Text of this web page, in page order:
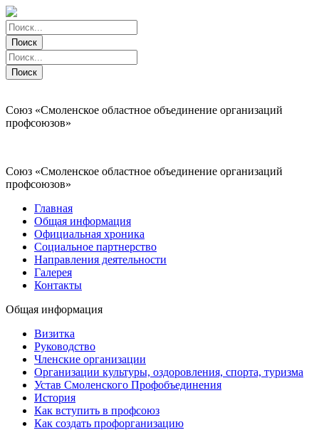
Поиск
Поиск
Поиск
Поиск
Союз «Смоленское областное объединение организаций
профсоюзов»
Союз «Смоленское областное объединение организаций
профсоюзов»
Главная
Общая информация
Официальная хроника
Социальное партнерство
Направления деятельности
Галерея
Контакты
Общая информация
Визитка
Руководство
Членские организации
Организации культуры, оздоровления, спорта, туризма
Устав Смоленского Профобъединения
История
Как вступить в профсоюз
Как создать профорганизацию